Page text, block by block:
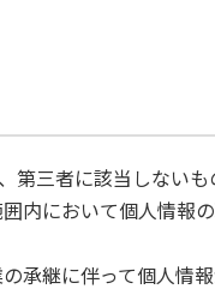
三者に該当しないも
内において個人情報
承継に伴って個人情